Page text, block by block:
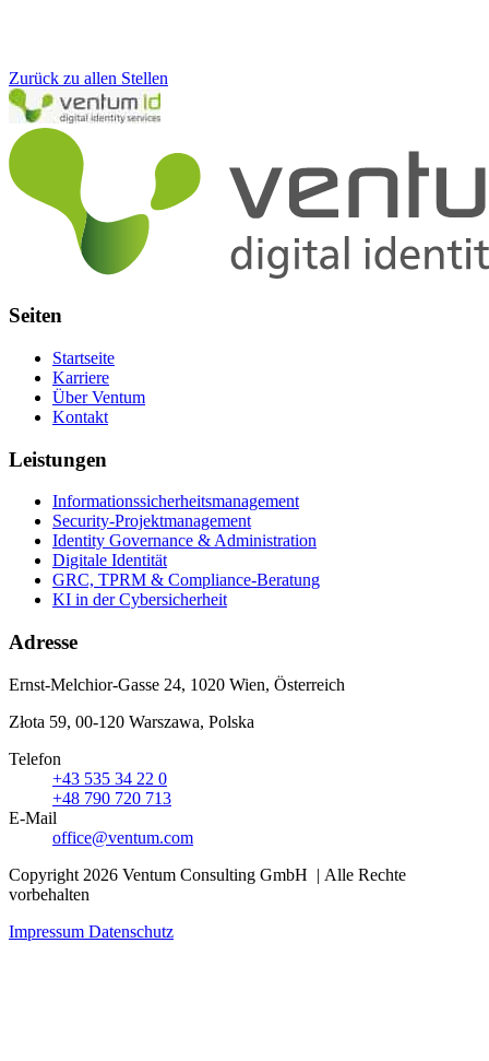
Zurück zu allen Stellen
Seiten
Startseite
Karriere
Über Ventum
Kontakt
Leistungen
Informationssicherheitsmanagement
Security-Projektmanagement
Identity Governance & Administration
Digitale Identität
GRC, TPRM & Compliance-Beratung
KI in der Cybersicherheit
Adresse
Ernst-Melchior-Gasse 24, 1020 Wien, Österreich
Złota 59, 00-120 Warszawa, Polska
Telefon
+43 535 34 22 0
+48 790 720 713
E-Mail
office@ventum.com
Copyright 2026 Ventum Consulting GmbH | Alle Rechte
vorbehalten
Impressum Datenschutz